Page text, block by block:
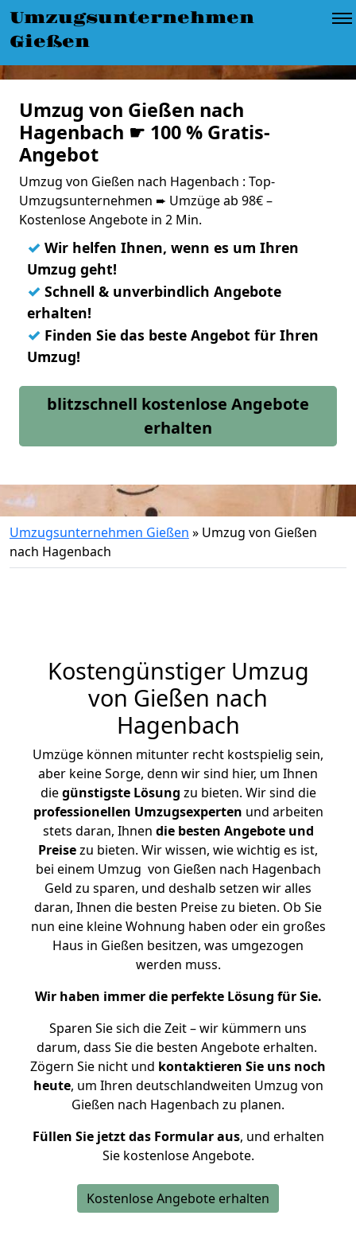
Umzugsunternehmen
Gießen
Umzug von Gießen nach
Hagenbach ☛ 100 % Gratis-
Angebot
Umzug von Gießen nach Hagenbach : Top-
Umzugsunternehmen ➨ Umzüge ab 98€ –
Kostenlose Angebote in 2 Min.
✓ Wir helfen Ihnen, wenn es um Ihren
Umzug geht!
✓ Schnell & unverbindlich Angebote
erhalten!
✓ Finden Sie das beste Angebot für Ihren
Umzug!
blitzschnell kostenlose Angebote
erhalten
Umzugsunternehmen Gießen » Umzug von Gießen
nach Hagenbach
Kostengünstiger Umzug
von Gießen nach
Hagenbach
Umzüge können mitunter recht kostspielig sein,
aber keine Sorge, denn wir sind hier, um Ihnen
diegünstigste Lösung zu bieten. Wir sind die
professionellen Umzugsexperten und arbeiten
stets daran, Ihnen die besten Angebote und
Preisezu bieten. Wir wissen, wie wichtig es ist,
bei einem Umzug von Gießen nach Hagenbach
Geld zu sparen, und deshalb setzen wir alles
daran, Ihnen die besten Preise zu bieten. Ob Sie
nun eine kleine Wohnung haben oder ein großes
Haus in Gießen besitzen, was umgezogen
werden muss.
Wir haben immer die perfekte Lösung für Sie.
Sparen Sie sich die Zeit – wir kümmern uns
darum, dass Sie die besten Angebote erhalten.
Zögern Sie nicht und kontaktieren Sie uns noch
heute, um Ihren deutschlandweiten Umzug von
Gießen nach Hagenbach zu planen.
Füllen Sie jetzt das Formular aus, und erhalten
Sie kostenlose Angebote.
Kostenlose Angebote erhalten